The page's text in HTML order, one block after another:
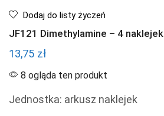
Dodaj do listy życzeń
JF121 Dimethylamine – 4 naklejek
13,75 zł
8 ogląda ten produkt
Jednostka: arkusz naklejek